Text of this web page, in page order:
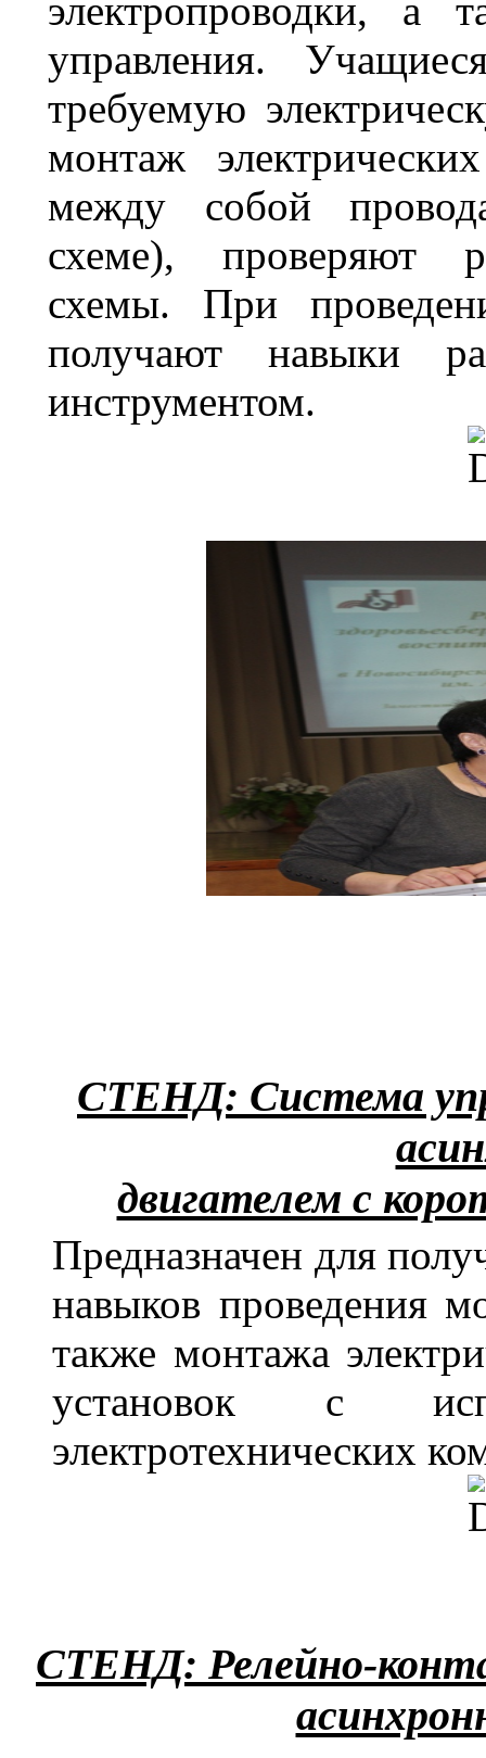
электропроводки, а
управления.
требуемую
монтаж
между собой
схеме), проверяют
схемы. При
получают навыки
инструментом.
СТЕНД: Система
двигателем с
Предназначен для
навыков проведения
также монтажа
установок с
электротехнических
СТЕНД: Релейно-